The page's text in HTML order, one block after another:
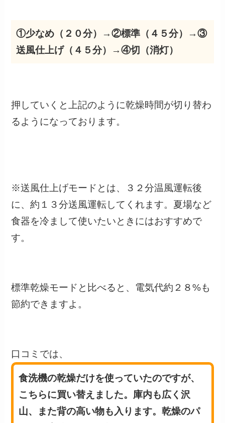
①少なめ（２０分）→②標準（４５分）→③
送風仕上げ（４５分）→④切（消灯）
押していくと上記のように乾燥時間が切り替わ
るようになっております。
※送風仕上げモードとは、３２分温風運転後
に、約１３分送風運転してくれます。夏場など
食器を冷まして使いたいときにはおすすめで
す。
標準乾燥モードと比べると、 電気代約２８%も
節約できますよ。
口コミでは、
食洗機の乾燥だけを使っていたのですが、
こちらに買い替えました。庫内も広く沢
山、また背の高い物も入ります。乾燥のパ